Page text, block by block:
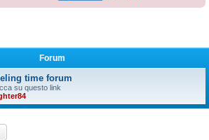
Forum
time forum
su questo link